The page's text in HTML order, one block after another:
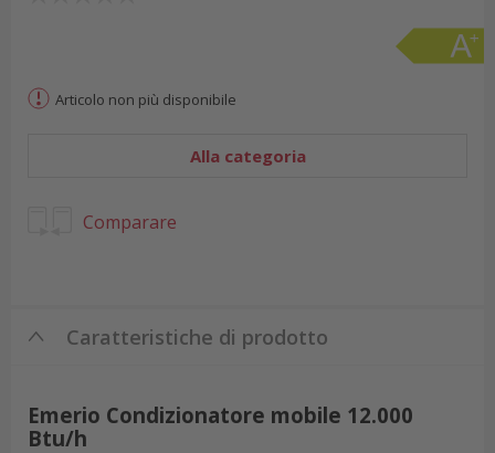
Articolo non più disponibile
Alla categoria
Comparare
Caratteristiche di prodotto
Emerio Condizionatore mobile 12.000
Btu/h